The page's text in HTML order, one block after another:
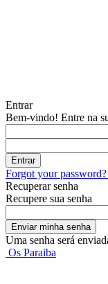
Entrar
Bem-vindo! Entre na
Forgot your
Recuperar senha
Recupere sua senha
Uma senha será
Os Paraiba